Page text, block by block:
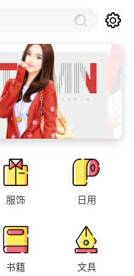
服饰 日用
书籍 文具